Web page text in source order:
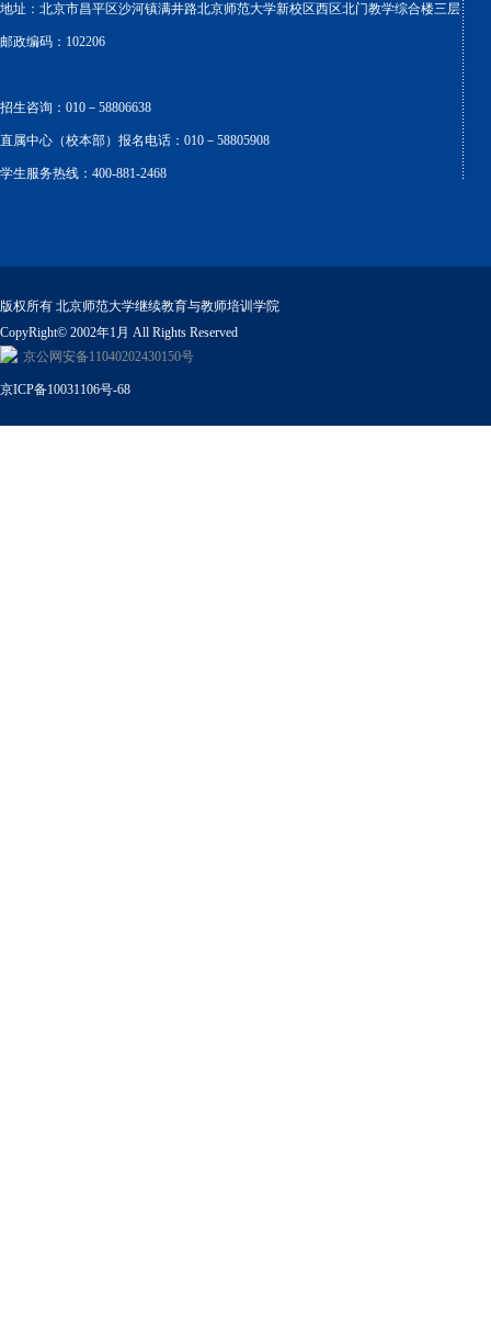
地址：北京市昌平区沙河镇满井路北京师范大学新校区西区北门教学综合楼三层
邮政编码：102206
招生咨询：010－58806638
直属中心（校本部）报名电话：010－58805908
学生服务热线：400-881-2468
版权所有 北京师范大学继续教育与教师培训学院
CopyRight© 2002年1月 All Rights Reserved
京公网安备11040202430150号
京ICP备10031106号-68